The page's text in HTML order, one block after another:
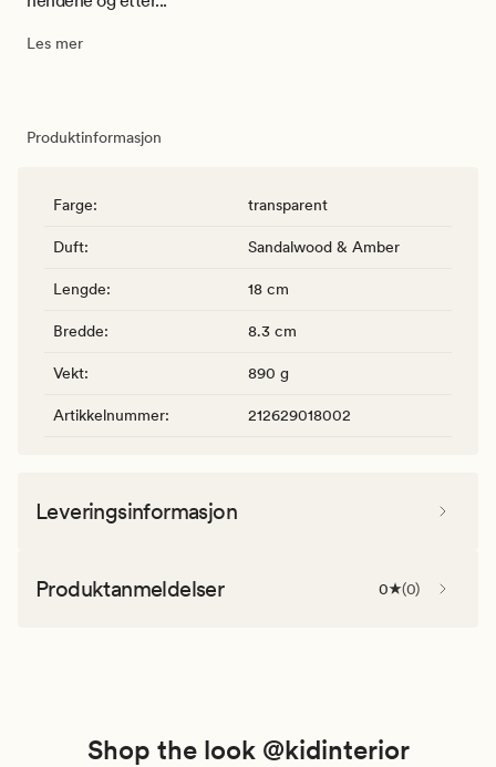
Les mer
Produktinformasjon
Farge: transparent
Duft: Sandalwood & Amber
Lengde: 18 cm
Bredde: 8.3 cm
Vekt: 890 g
Artikkelnummer: 212629018002
Leveringsinformasjon
Produktanmeldelser 0 (0)
Shop the look @kidinterior